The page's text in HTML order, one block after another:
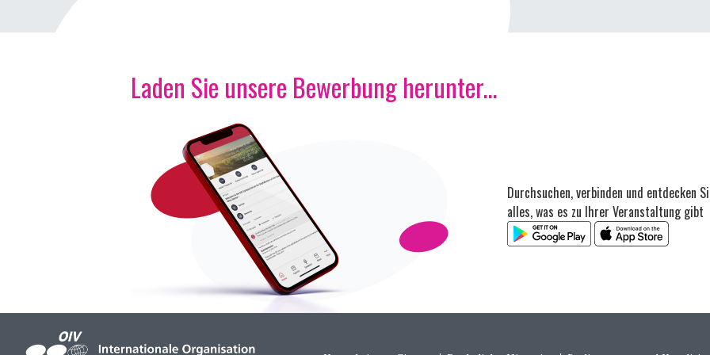
Laden Sie unsere Bewerbung herunter...
Durchsuchen, verbinden und entdecken
alles, was es zu Ihrer Veranstaltung gibt